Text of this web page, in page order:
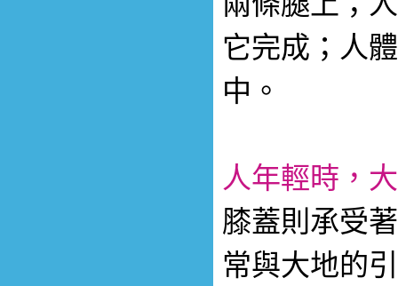
它完成；人
中。
人年輕時，
膝蓋則承受
常與大地的